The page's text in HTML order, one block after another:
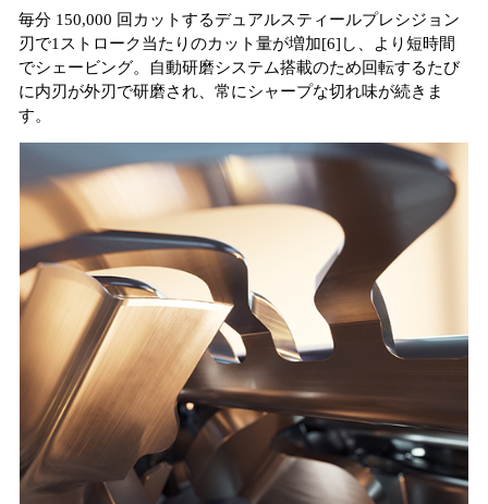
毎分 150,000 回カットするデュアルスティールプレシジョン
刃で1ストローク当たりのカット量が増加[6]し、より短時間
でシェービング。自動研磨システム搭載のため回転するたび
に内刃が外刃で研磨され、常にシャープな切れ味が続きま
す。